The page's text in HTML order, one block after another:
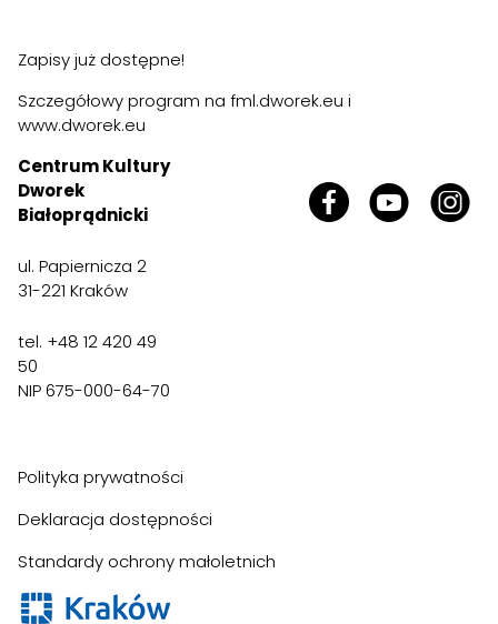
Zapisy już dostępne!
Szczegółowy program na fml.dworek.eu i
www.dworek.eu
Centrum Kultury
Dworek
Białoprądnicki
ul. Papiernicza 2
31-221 Kraków
tel. +48 12 420 49
50
NIP 675-000-64-70
Polityka prywatności
Deklaracja dostępności
Standardy ochrony małoletnich